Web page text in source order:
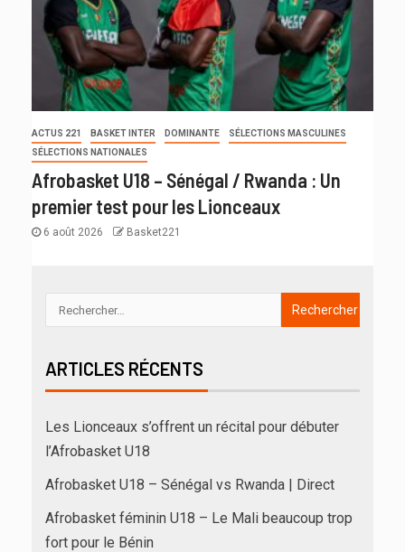
ACTUS 221 BASKET INTER DOMINANTE
SÉLECTIONS MASCULINES
SÉLECTIONS NATIONALES
Afrobasket U18 – Sénégal / Rwanda : Un
premier test pour les Lionceaux
6 août 2026 Basket221
ARTICLES RÉCENTS
Les Lionceaux s’offrent un récital pour débuter
l’Afrobasket U18
Afrobasket U18 – Sénégal vs Rwanda | Direct
Afrobasket féminin U18 – Le Mali beaucoup trop
fort pour le Bénin